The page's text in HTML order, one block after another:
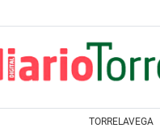
TORRELAVEGA